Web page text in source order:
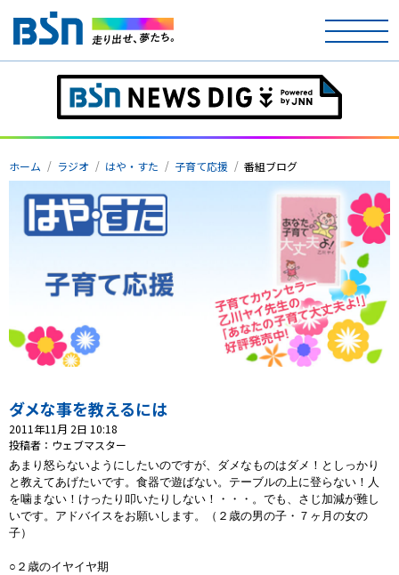
ホーム
テレビ
ラジオ
アナウンサー
イベント
天気
プレゼント
コンテンツ・アプリ
キッズ ケンジュ
愛の募金
Well-being 防災・減災
ショッピング
ホーム ラジオ はや・すた 子育て応援 番組ブログ
ダメな事を教えるには
2011年11月 2日 10:18
投稿者：ウェブマスター
あまり怒らないようにしたいのですが、ダメなものはダメ！としっかり
と教えてあげたいです。食器で遊ばない。テーブルの上に登らない！人
を噛まない！けったり叩いたりしない！・・・。でも、さじ加減が難し
いです。アドバイスをお願いします。
（２歳の男の子・７ヶ月の女の
子）
○２歳のイヤイヤ期